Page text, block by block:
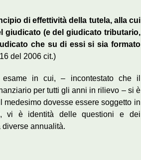
di effettività della tutela, alla cui
giudicato (e del giudicato tributario,
che su di essi si sia formato
del 2006 cit.)
in cui, – incontestato che il
per tutti gli anni in rilievo – si è
dovesse essere soggetto in
vi è identità delle questioni e dei
annualità.